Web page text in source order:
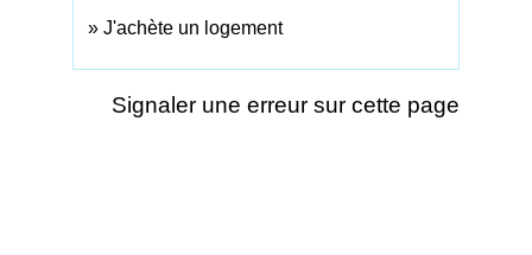
J'achète un logement
Signaler une erreur sur cette page